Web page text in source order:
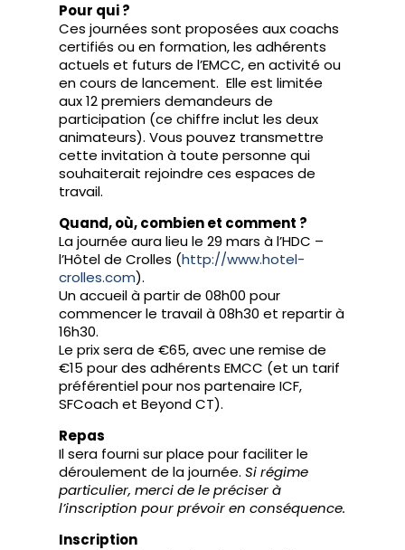
Pour qui ?
Ces journées sont proposées aux coachs
certifiés ou en formation, les adhérents
actuels et futurs de l’EMCC, en activité ou
en cours de lancement. Elle est limitée
aux 12 premiers demandeurs de
participation (ce chiffre inclut les deux
animateurs). Vous pouvez transmettre
cette invitation à toute personne qui
souhaiterait rejoindre ces espaces de
travail.
Quand, où, combien et comment ?
La journée aura lieu le 29 mars à l’HDC –
l’Hôtel de Crolles (http://www.hotel-
crolles.com).
Un accueil à partir de 08h00 pour
commencer le travail à 08h30 et repartir à
16h30.
Le prix sera de €65, avec une remise de
€15 pour des adhérents EMCC (et un tarif
préférentiel pour nos partenaire ICF,
SFCoach et Beyond CT).
Repas
Il sera fourni sur place pour faciliter le
déroulement de la journée. Si régime
particulier, merci de le préciser à
l’inscription pour prévoir en conséquence.
Inscription